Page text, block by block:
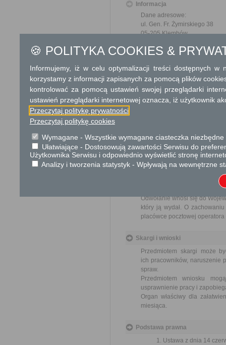
Informacja
Dane adresowe:
ul. Gen. Fr. Żymirskiego 38
05-205 Klembów
fax: 29 777 90 85
Godziny pracy Urzędu:
Pon: 8:00 - 17:00
Wt-Czw: 8:00 - 16:00
Opłata
Wniosek o ustanowienie
17 zł opłata skarbowa za
Odwołanie wnosi się do
który ją wydał. O
placówce pocztowej
Skargi i wnioski
Przedmiotem skargi może
ich pracowników, naruszenie
spraw.
Przedmiotem wniosku
usprawnienie pracy i
Organ właściwy dla
miesiąca.
Podstawa prawna
Ustawa z dnia 14
🍪 POLITYKA COOKIES &
Informujemy, iż w celu optymalizacji treści dostępnych w
korzystamy z informacji zapisanych za pomocą plików
kontrolować za pomocą ustawień swojej przeglądarki
ustawień przeglądarki internetowej oznacza, iż użytkownik
Przeczytaj politykę prywatności
Przeczytaj politykę cookies
Wymagane - Wszystkie wymagane ciasteczka
Ułatwiające - Dostosowują zawartości Serwisu do
Użytkownika Serwisu i odpowiednio wyświetlić stronę
Analizy i tworzenia statystyk - Wpływają na wewnętrzne